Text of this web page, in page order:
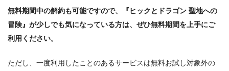
無料期間中の解約も可能ですので、『ヒックとドラゴン 聖地への
冒険』が少しでも気になっている方は、ぜひ無料期間を上手にご
利用ください。
ただし、一度利用したことのあるサービスは無料お試し対象外の